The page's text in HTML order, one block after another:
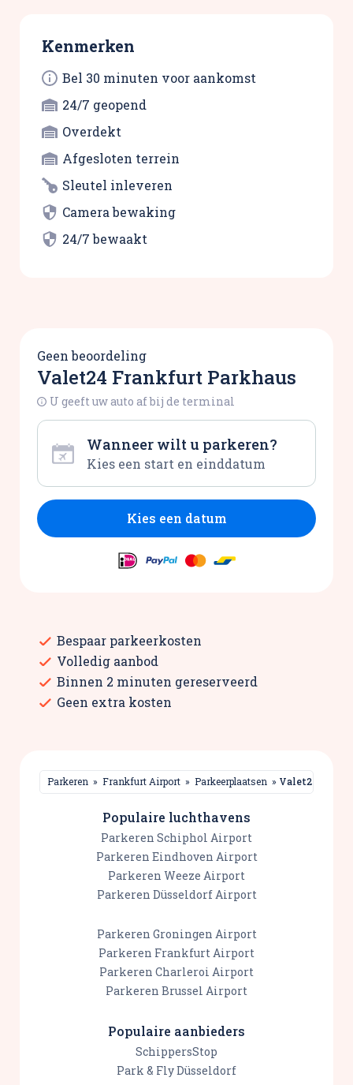
Kenmerken
Bel 30 minuten voor aankomst
24/7 geopend
Overdekt
Afgesloten terrein
Sleutel inleveren
Camera bewaking
24/7 bewaakt
Geen beoordeling
Valet24 Frankfurt Parkhaus
U geeft uw auto af bij de terminal
Wanneer wilt u parkeren?
Kies een datum
Bespaar parkeerkosten
Volledig aanbod
Binnen 2 minuten gereserveerd
Geen extra kosten
Parkeren » Frankfurt Airport » Parkeerplaatsen » Valet24
Populaire luchthavens
Parkeren Schiphol Airport
Parkeren Eindhoven Airport
Parkeren Weeze Airport
Parkeren Düsseldorf Airport
Parkeren Groningen Airport
Parkeren Frankfurt Airport
Parkeren Charleroi Airport
Parkeren Brussel Airport
Populaire aanbieders
SchippersStop
Park & Fly Düsseldorf